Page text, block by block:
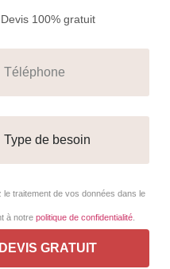
100% gratuit
traitement de vos données dans le
à notre politique de confidentialité